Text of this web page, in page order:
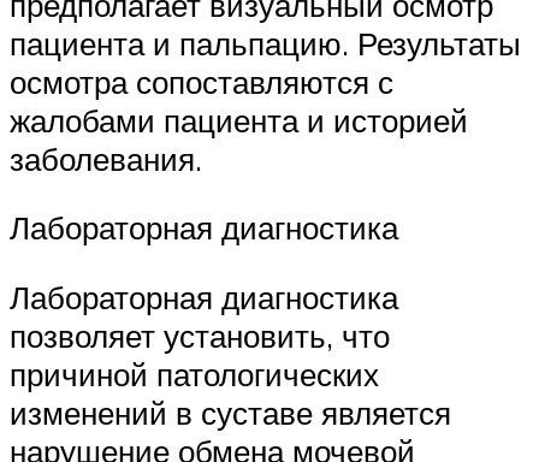
пациента и пальпацию. Результаты
осмотра сопоставляются с
жалобами пациента и историей
заболевания.
Лабораторная диагностика
Лабораторная диагностика
позволяет установить, что
причиной патологических
изменений в суставе является
нарушение обмена мочевой